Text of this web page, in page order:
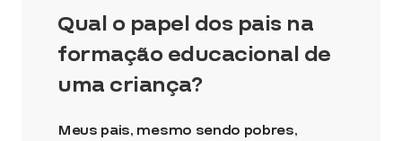
Qual o papel dos pais na
formação educacional de
uma criança?
Meus pais, mesmo sendo pobres,